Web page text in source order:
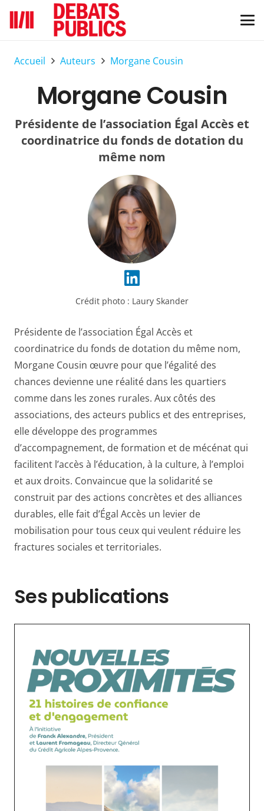
Accueil Auteurs Morgane Cousin
Morgane Cousin
Présidente de l’association Égal Accès et
coordinatrice du fonds de dotation du
même nom
Crédit photo : Laury Skander
Présidente de l’association Égal Accès et
coordinatrice du fonds de dotation du même nom,
Morgane Cousin œuvre pour que l’égalité des
chances devienne une réalité dans les quartiers
comme dans les zones rurales. Aux côtés des
associations, des acteurs publics et des entreprises,
elle développe des programmes
d’accompagnement, de formation et de mécénat qui
facilitent l’accès à l’éducation, à la culture, à l’emploi
et aux droits. Convaincue que la solidarité se
construit par des actions concrètes et des alliances
durables, elle fait d’Égal Accès un levier de
mobilisation pour tous ceux qui veulent réduire les
fractures sociales et territoriales.
Ses publications